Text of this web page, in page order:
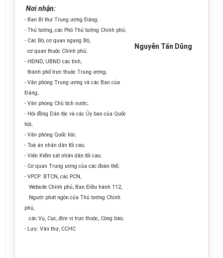
Nơi nhận:
- Ban Bí thư Trung ương Đảng;
- Thủ tướng, các Phó Thủ tướng Chính phủ;
- Các Bộ, cơ quan ngang Bộ,
cơ quan thuộc Chính phủ;
- HĐND, UBND các tỉnh,
thành phố trực thuộc Trung ương;
- Văn phòng Trung ương và các Ban của
Đảng;
- Văn phòng Chủ tịch nước;
- Hội đồng Dân tộc và các Ủy ban của Quốc
hội;
- Văn phòng Quốc hội;
- Toà án nhân dân tối cao;
- Viện Kiểm sát nhân dân tối cao;
- Cơ quan Trung ương của các đoàn thể;
- VPCP: BTCN, các PCN,
Website Chính phủ, Ban Điều hành 112,
Người phát ngôn của Thủ tướng Chính
phủ,
các Vụ, Cục, đơn vị trực thuộc, Công báo;
- Lưu: Văn thư, CCHC
Nguyễn Tấn Dũng